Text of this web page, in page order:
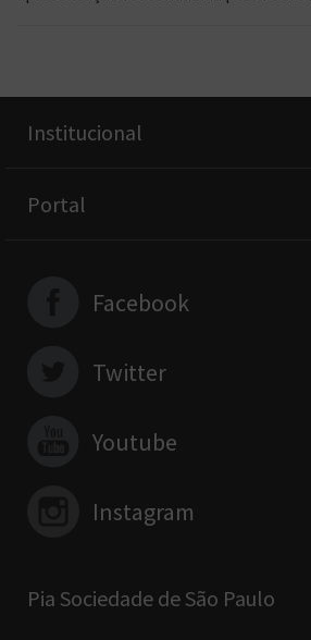
Institucional
Portal
Facebook
Twitter
Youtube
Instagram
Pia Sociedade de São Paulo